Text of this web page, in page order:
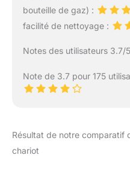
bouteille de gaz) :
facilité de nettoyage :
Notes des utilisateurs 3.7/5
Note de 3.7 pour 175
Résultat de notre comparatif
chariot